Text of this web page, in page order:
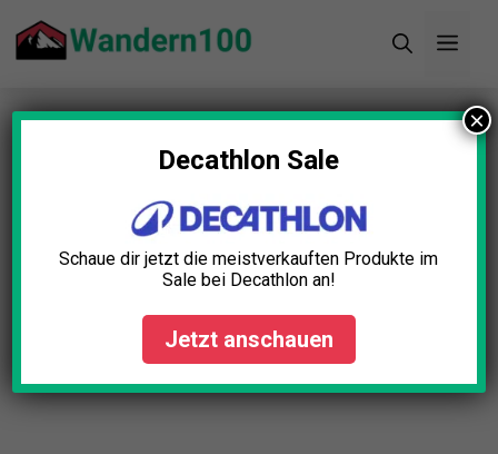
Inhalt
Startseite»Blog»Hydration Rucksack Outdoor
Test: Die 5 besten (Bestenliste)
Hydration Rucksack Outdoor
Test: Die 5 besten
(Bestenliste)
Decathlon Sale
Schaue dir jetzt die meistverkauften Produkte im
Sale bei Decathlon an!
Jetzt anschauen
×